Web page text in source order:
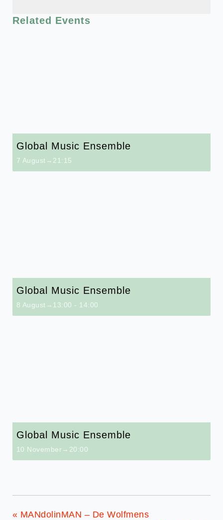
Related Events
Global Music Ensemble
7 August→21:15
Global Music Ensemble
8 August→13:00 - 14:00
Global Music Ensemble
10 November→20:00
« MANdolinMAN – De Wolfmens